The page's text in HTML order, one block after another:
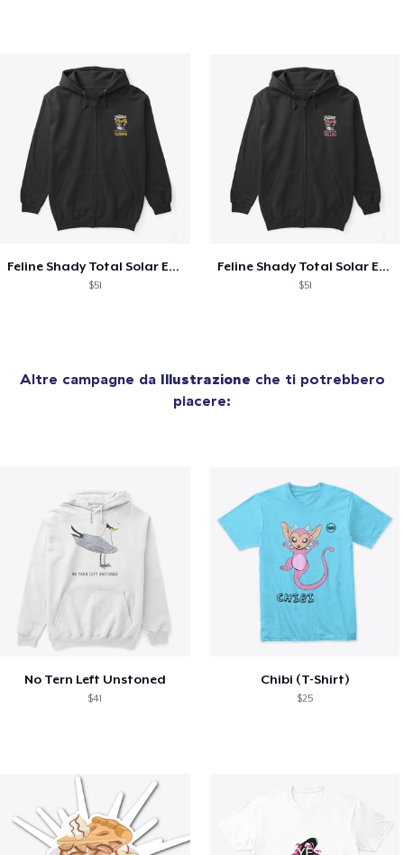
Feline Shady Total Solar Eclipse Tijuana
$51
Feline Shady Total Solar Eclipse Toledo
$51
Altre campagne da Illustrazione che ti potrebbero
piacere:
No Tern Left Unstoned
$41
Chibi (T-Shirt)
$25